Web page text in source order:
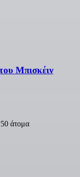
Μπισκέιν
άτομα